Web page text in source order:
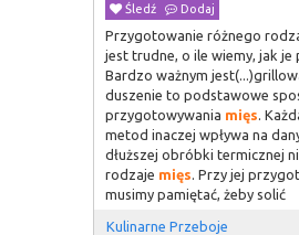
Śledź
Dodaj
Przygotowanie różnego
jest trudne, o ile wiemy, jak je
Bardzo ważnym
duszenie to podstawowe
przygotowywania mięs .
metod inaczej wpływa na
dłuższej obróbki termicznej
rodzaje mięs . Przy jej
musimy pamiętać, żeby solić
Kulinarne Przeboje